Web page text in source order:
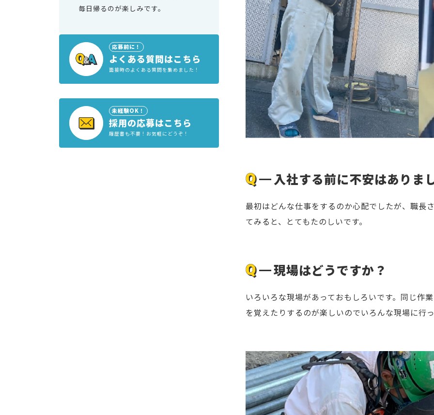
毎日帰るのが楽しみです。
入社する前に不安はありま
最初はどんな仕事をするのか心配でしたが、職長
てみると、とてもたのしいです。
現場はどうですか？
いろいろな現場があっておもしろいです。同じ作
を覚えたりするのが楽しいのでいろんな現場に行
応募前に！
よくある質問はこちら
面接時のよくある質問を集めました！
未経験OK！
採用の応募はこちら
履歴書も不要！お気軽にどうぞ！